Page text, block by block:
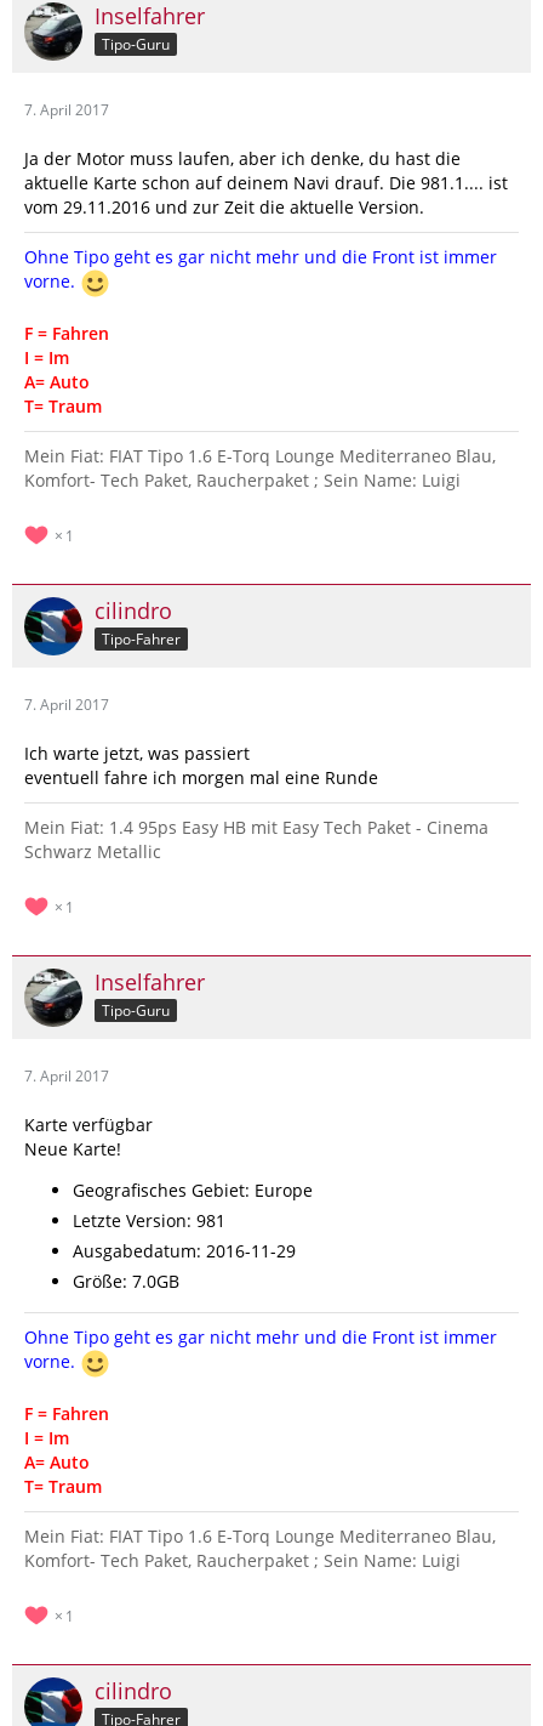
Inselfahrer
Tipo-Guru
7. April 2017
Ja der Motor muss laufen, aber ich denke, du hast die
aktuelle Karte schon auf deinem Navi drauf. Die 981.1.... ist
vom 29.11.2016 und zur Zeit die aktuelle Version.
Ohne Tipo geht es gar nicht mehr und die Front ist immer
vorne.
F = Fahren
I = Im
A= Auto
T= Traum
Mein Fiat: FIAT Tipo 1.6 E-Torq Lounge Mediterraneo Blau,
Komfort- Tech Paket, Raucherpaket ; Sein Name: Luigi
1
cilindro
Tipo-Fahrer
7. April 2017
Ich warte jetzt, was passiert
eventuell fahre ich morgen mal eine Runde
Mein Fiat: 1.4 95ps Easy HB mit Easy Tech Paket - Cinema
Schwarz Metallic
1
Inselfahrer
Tipo-Guru
7. April 2017
Karte verfügbar
Neue Karte!
Geografisches Gebiet: Europe
Letzte Version: 981
Ausgabedatum: 2016-11-29
Größe: 7.0GB
Ohne Tipo geht es gar nicht mehr und die Front ist immer
vorne.
F = Fahren
I = Im
A= Auto
T= Traum
Mein Fiat: FIAT Tipo 1.6 E-Torq Lounge Mediterraneo Blau,
Komfort- Tech Paket, Raucherpaket ; Sein Name: Luigi
1
cilindro
Tipo-Fahrer